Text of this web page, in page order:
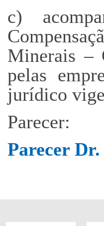
c)
Minerais –
pelas
jurídico
Parecer:
Parecer